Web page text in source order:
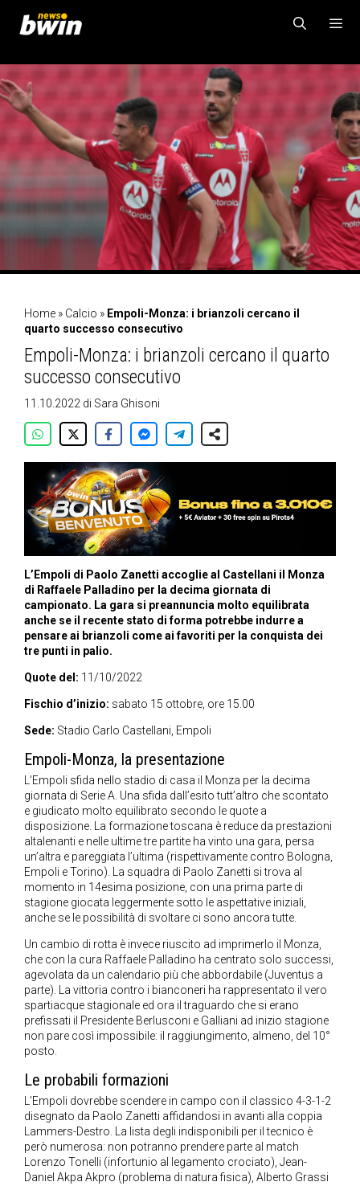
contenuto
Home » Calcio » Empoli-Monza: i brianzoli cercano il
quarto successo consecutivo
Empoli-Monza: i brianzoli cercano il quarto
successo consecutivo
11.10.2022 di Sara Ghisoni
L’Empoli di Paolo Zanetti accoglie al Castellani il Monza
di Raffaele Palladino per la decima giornata di
campionato. La gara si preannuncia molto equilibrata
anche se il recente stato di forma potrebbe indurre a
pensare ai brianzoli come ai favoriti per la conquista dei
tre punti in palio.
Quote del: 11/10/2022
Fischio d’inizio: sabato 15 ottobre, ore 15.00
Sede: Stadio Carlo Castellani, Empoli
Empoli-Monza, la presentazione
L’Empoli sfida nello stadio di casa il Monza per la decima
giornata di Serie A. Una sfida dall’esito tutt’altro che scontato
e giudicato molto equilibrato secondo le quote a
disposizione. La formazione toscana è reduce da prestazioni
altalenanti e nelle ultime tre partite ha vinto una gara, persa
un’altra e pareggiata l’ultima (rispettivamente contro Bologna,
Empoli e Torino). La squadra di Paolo Zanetti si trova al
momento in 14esima posizione, con una prima parte di
stagione giocata leggermente sotto le aspettative iniziali,
anche se le possibilità di svoltare ci sono ancora tutte.
Un cambio di rotta è invece riuscito ad imprimerlo il Monza,
che con la cura Raffaele Palladino ha centrato solo successi,
agevolata da un calendario più che abbordabile (Juventus a
parte). La vittoria contro i bianconeri ha rappresentato il vero
spartiacque stagionale ed ora il traguardo che si erano
prefissati il Presidente Berlusconi e Galliani ad inizio stagione
non pare così impossibile: il raggiungimento, almeno, del 10°
posto.
Le probabili formazioni
L’Empoli dovrebbe scendere in campo con il classico 4-3-1-2
disegnato da Paolo Zanetti affidandosi in avanti alla coppia
Lammers-Destro. La lista degli indisponibili per il tecnico è
però numerosa: non potranno prendere parte al match
Lorenzo Tonelli (infortunio al legamento crociato), Jean-
Daniel Akpa Akpro (problema di natura fisica), Alberto Grassi